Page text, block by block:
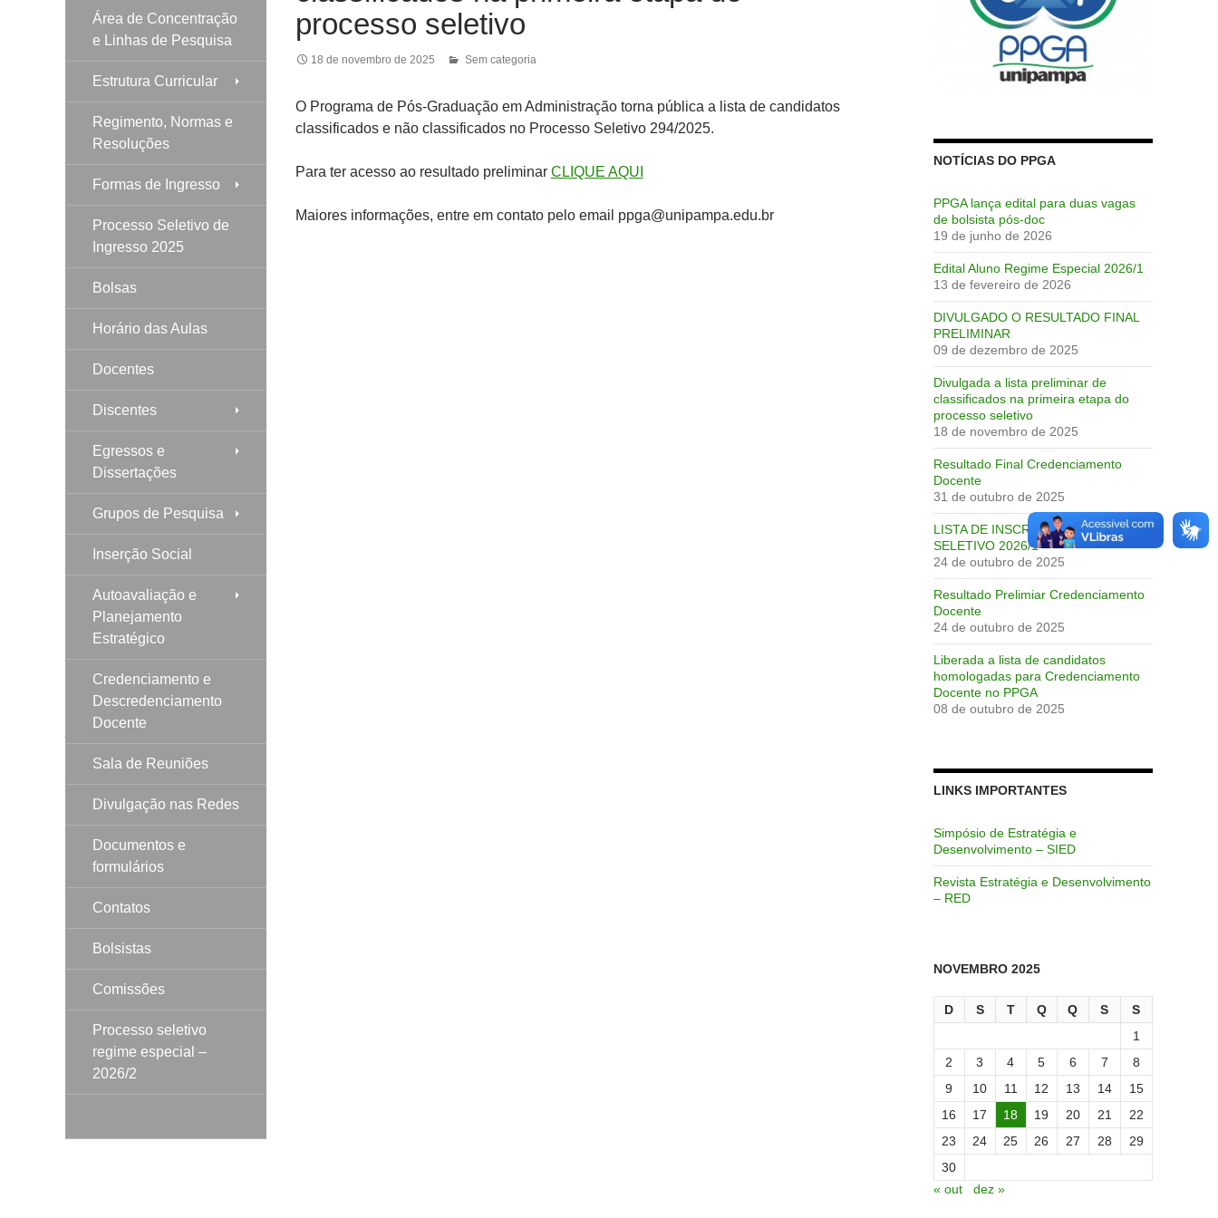
processo seletivo
18 de novembro de 2025 Sem categoria
O Programa de Pós-Graduação em Administração torna pública a lista de candidatos
classificados e não classificados no Processo Seletivo 294/2025.
Para ter acesso ao resultado preliminar CLIQUE AQUI
Maiores informações, entre em contato pelo email ppga@unipampa.edu.br
NOTÍCIAS DO PPGA
PPGA lança edital para duas vagas
de bolsista pós-doc
19 de junho de 2026
Edital Aluno Regime Especial 2026/1
13 de fevereiro de 2026
DIVULGADO O RESULTADO FINAL
PRELIMINAR
09 de dezembro de 2025
Divulgada a lista preliminar de
classificados na primeira etapa do
processo seletivo
18 de novembro de 2025
Resultado Final Credenciamento
Docente
31 de outubro de 2025
LISTA DE INSCRIÇÕES PROCESSO
SELETIVO 2026/1
24 de outubro de 2025
Resultado Prelimiar Credenciamento
Docente
24 de outubro de 2025
Liberada a lista de candidatos
homologadas para Credenciamento
Docente no PPGA
08 de outubro de 2025
LINKS IMPORTANTES
Simpósio de Estratégia e
Desenvolvimento – SIED
Revista Estratégia e Desenvolvimento
– RED
NOVEMBRO 2025
D S T Q Q S
S
1
2
3 4 5 6 7
8
9
10 11 12 13 14
15
16
17 18 19 20 21
22
23
24 25 26 27 28
29
30
« out
dez »
Área de Concentração
e Linhas de Pesquisa
Estrutura Curricular
Regimento, Normas e
Resoluções
Formas de Ingresso
Processo Seletivo de
Ingresso 2025
Bolsas
Horário das Aulas
Docentes
Discentes
Egressos e
Dissertações
Grupos de Pesquisa
Inserção Social
Autoavaliação e
Planejamento
Estratégico
Credenciamento e
Descredenciamento
Docente
Sala de Reuniões
Divulgação nas Redes
Documentos e
formulários
Contatos
Bolsistas
Comissões
Processo seletivo
regime especial –
2026/2